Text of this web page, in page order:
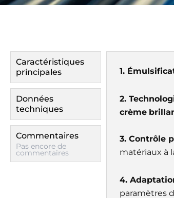
Caractéristiques
principales
Données
techniques
Commentaires
Pas encore de
commentaires
1.
2.
crème
3. Contrôle
matériaux à
4.
paramètres